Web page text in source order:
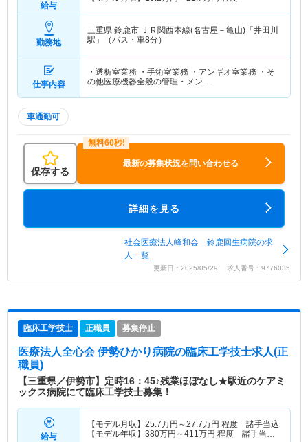
給与
勤務地
三重県 鈴鹿市 ＪＲ関西本線(名古屋－亀山)「井田川
駅」（バス・車8分）
仕事内容
・透析室業務 ・手術室業務 ・アンギオ室業務 ・そ
の他医療機器全般の管理・メン…
車通勤可
保存する
最新の募集状況を問い合わせる
詳細を見る
社会医療法人峰和会 鈴鹿回生病院の求
人一覧
更新日：2025/05/29 求人番号：9776035
臨床工学技士 正職員 募集停止
医療法人全心会 伊勢ひかり病院の臨床工学技士求人(正
職員)
【三重県／伊勢市】定時16：45♪残業ほぼなし★駅近のケアミ
ックス病院にて臨床工学技士募集！
給与
【モデル月収】 25.7万円～27.7万円 程度 諸手当込
【モデル年収】 380万円～411万円 程度 諸手当・